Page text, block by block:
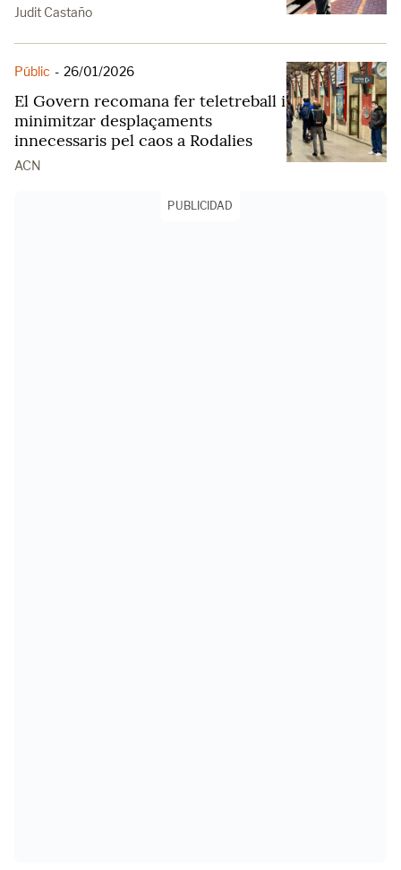
Judit Castaño
Públic - 26/01/2026
El Govern recomana fer teletreball i
minimitzar desplaçaments
innecessaris pel caos a Rodalies
ACN
PUBLICIDAD